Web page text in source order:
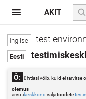
test
Õ: ühtlasi võib, kuid ei tarvitse
olemus
arvutikeskkond väljatöödete
AKIT